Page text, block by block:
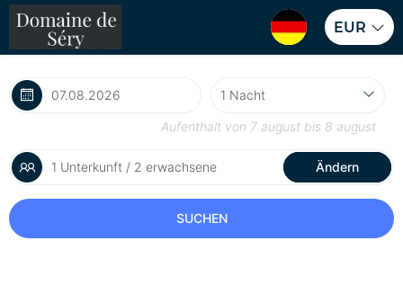
EUR
Aufenthalt von 7 august bis 8 august
1 Unterkunft / 2 erwachsene Ändern